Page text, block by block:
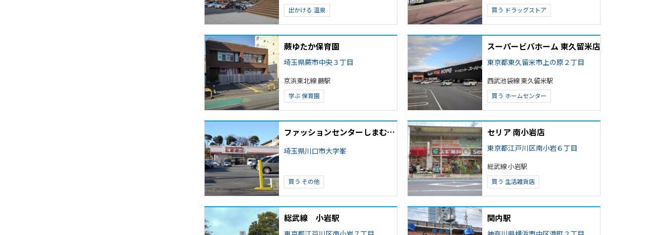
出かける 温泉 買う ドラッグストア
蕨ゆたか保育園
埼玉県蕨市中央３丁目
京浜東北線 蕨駅
学ぶ保育園
スーパービバホーム 東久留米店
東京都東久留米市上の原２丁目
西武池袋線 東久留米駅
買う ホームセンター
ファッションセンターしまむら峯店
埼玉県川口市大字峯
買う その他
セリア 南小岩店
東京都江戸川区南小岩６丁目
総武線 小岩駅
買う 生活雑貨店
総武線 小岩駅 関内駅